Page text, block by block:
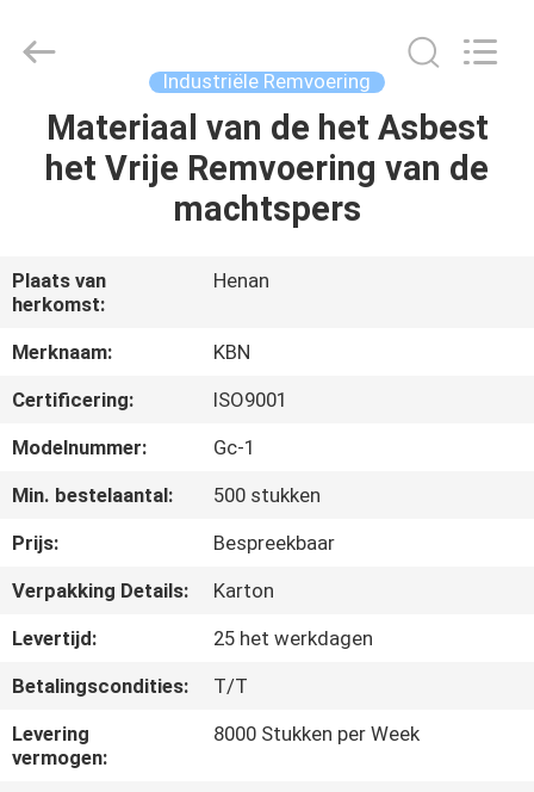
HUIS
PRODUCTEN
ONGEVEER
ONS
FABRIEKSREIS
CONTACTEER
ONS
OM EEN
CITAAT
Industriële Remvoering
Materiaal van de het Asbest
het Vrije Remvoering van de
machtspers
Plaats van
herkomst:
Henan
Merknaam:
KBN
Certificering:
ISO9001
Modelnummer:
Gc-1
Min. bestelaantal:
500 stukken
Prijs:
Bespreekbaar
Verpakking Details:
Karton
Levertijd:
25 het werkdagen
Betalingscondities:
T/T
Levering
vermogen:
8000 Stukken per Week